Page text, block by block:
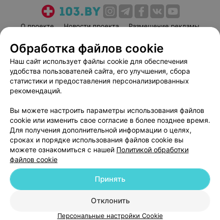
О проекте Новости проекта
Размещение рекламы
Пользовательское соглашение
Способы оплаты
Вакансии
Партнеры
Написать руководителю 103.by
Персональные настройки cookie
Обработка персональных данных
© 2026 ООО «Артокс Лаб», УНП 191700409| 220012, Республика Беларусь,
г. Минск, улица Толбухина, 2, пом. 16 | help@103.by
Служба поддержки +375 291212755
Обработка файлов cookie
Наш сайт использует файлы cookie для обеспечения
удобства пользователей сайта, его улучшения, сбора
статистики и предоставления персонализированных
рекомендаций.
Вы можете настроить параметры использования файлов
cookie или изменить свое согласие в более позднее время.
Для получения дополнительной информации о целях,
сроках и порядке использования файлов cookie вы
можете ознакомиться с нашей Политикой обработки
файлов cookie
Отклонить
Принять
Персональные настройки Cookie